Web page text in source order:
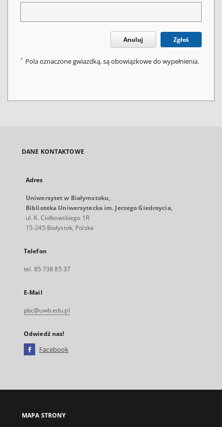
Anuluj Zgłoś
* Pola oznaczone gwiazdką, są obowiązkowe do wypełnienia.
DANE KONTAKTOWE
Adres
Uniwersytet w Białymstoku,
Biblioteka Uniwersytecka im. Jerzego Giedroycia,
ul. K. Ciołkowskiego 1R
15-245 Białystok, Polska
Telefon
tel. 85 738 85 37
E-Mail
pbc@uwb.edu.pl
Odwiedź nas!
Facebook
się
karcie
MAPA STRONY